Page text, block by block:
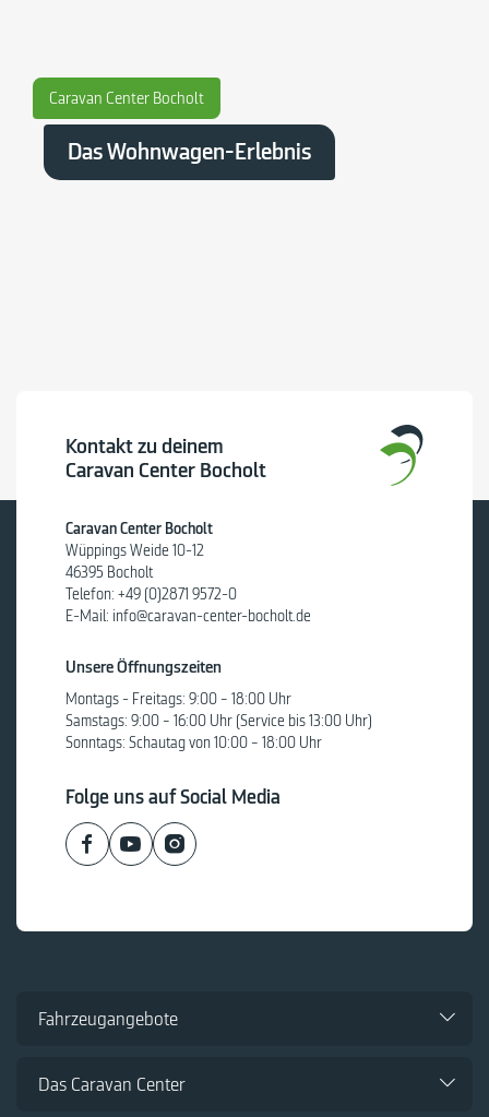
Caravan Center Bocholt
Das Wohnwagen-Erlebnis
Fahrzeugangebote
Das Caravan Center
Kontakt zu deinem
Caravan Center Bocholt
Caravan Center Bocholt
Wüppings Weide 10-12
46395 Bocholt
Telefon: +49 (0)2871 9572-0
E-Mail: info@caravan-center-bocholt.de
Unsere Öffnungszeiten
Montags - Freitags: 9:00 – 18:00 Uhr
Samstags: 9:00 – 16:00 Uhr (Service bis 13:00 Uhr)
Sonntags: Schautag von 10:00 – 18:00 Uhr
Folge uns auf Social Media